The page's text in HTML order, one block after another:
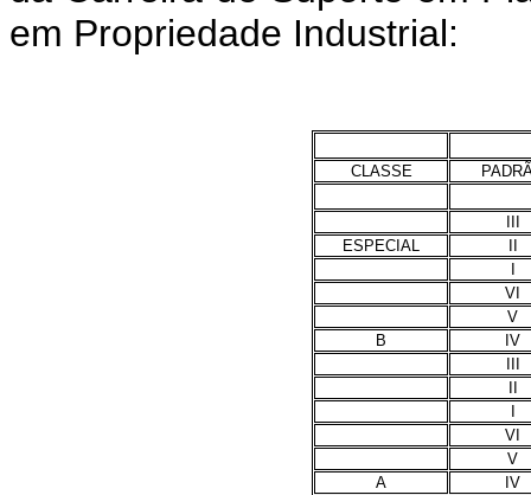
em Propriedade Industrial:
CLASSE
III
ESPECIAL
II
I
VI
V
B
IV
III
II
I
VI
V
A
IV